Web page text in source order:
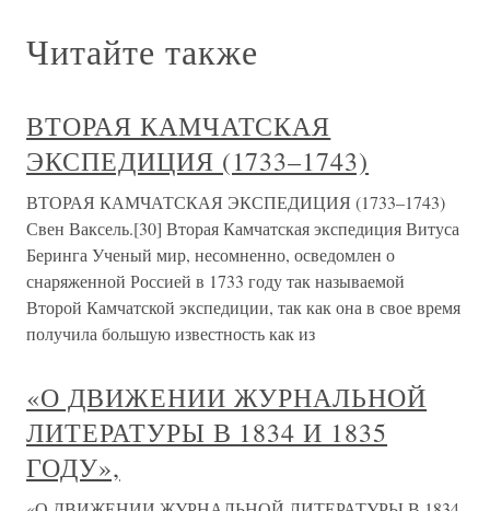
Читайте также
ВТОРАЯ КАМЧАТСКАЯ
ЭКСПЕДИЦИЯ (1733–1743)
ВТОРАЯ КАМЧАТСКАЯ ЭКСПЕДИЦИЯ (1733–1743)
Свен Ваксель.[30] Вторая Камчатская экспедиция Витуса
Беринга Ученый мир, несомненно, осведомлен о
снаряженной Россией в 1733 году так называемой
Второй Камчатской экспедиции, так как она в свое время
получила большую известность как из
«О ДВИЖЕНИИ ЖУРНАЛЬНОЙ
ЛИТЕРАТУРЫ В 1834 И 1835
ГОДУ»,